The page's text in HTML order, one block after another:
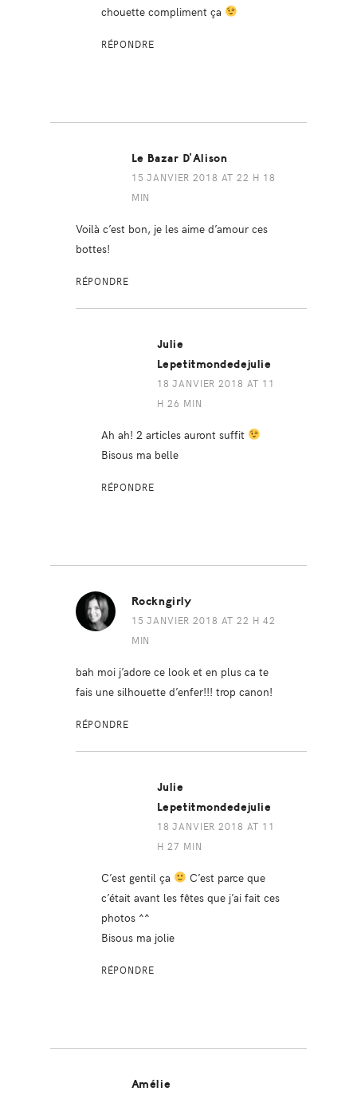
chouette compliment ça
RÉPONDRE
Le Bazar D'Alison
15 JANVIER 2018 AT 22 H 18
MIN
Voilà c’est bon, je les aime d’amour ces
bottes!
RÉPONDRE
Julie
Lepetitmondedejulie
18 JANVIER 2018 AT 11
H 26 MIN
Ah ah! 2 articles auront suffit
Bisous ma belle
RÉPONDRE
Rockngirly
15 JANVIER 2018 AT 22 H 42
MIN
bah moi j’adore ce look et en plus ca te
fais une silhouette d’enfer!!! trop canon!
RÉPONDRE
Julie
Lepetitmondedejulie
18 JANVIER 2018 AT 11
H 27 MIN
C’est gentil ça
C’est parce que
c’était avant les fêtes que j’ai fait ces
photos ^^
Bisous ma jolie
RÉPONDRE
Amélie